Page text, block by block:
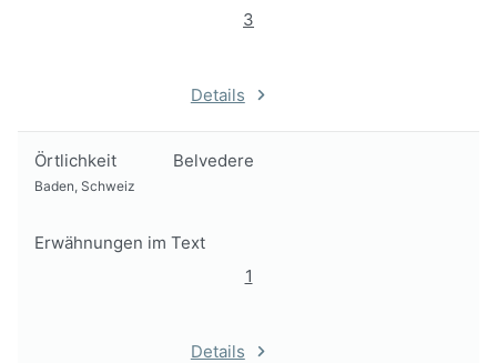
3
Details
Örtlichkeit Belvedere
Baden, Schweiz
Erwähnungen im Text
1
Details